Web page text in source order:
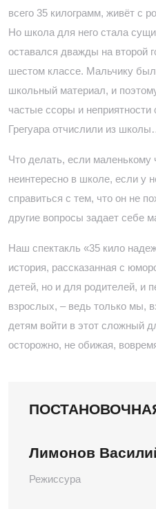
всего 35 килограмм, живёт с
Но школа для него стала
оставался дважды на второй
шестом классе. Мальчику
школьный материал, и
частые ссоры и
Грегуара отчислили из
Что делать, если маленькому
неинтересно в школе, если у
справиться с тем, что он не
другие вопросы задает себе
Наш спектакль «35 кило
история, рассказанная с
детей, но и для родителей, и
взрослых, – ведь только мы,
детям войти в этот сложный
осторожно, не обижая,
Лимонов
Режиссура